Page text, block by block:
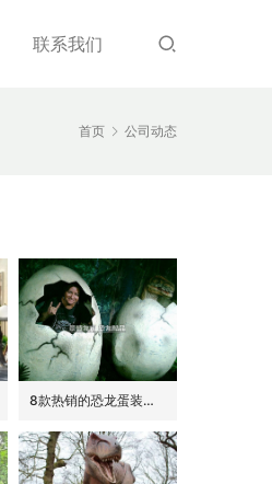
联系我们
首页 公司动态
8款热销的恐龙蛋装饰(模型/雕塑)供参考